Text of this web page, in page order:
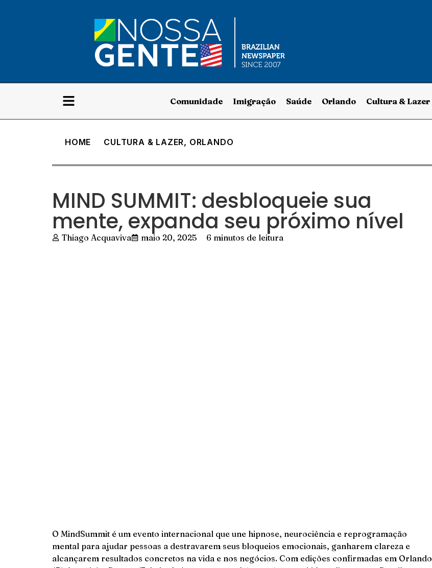
Comunidade Imigração Saúde Orlando Cultura & Lazer
HOME CULTURA & LAZER, ORLANDO
MIND SUMMIT: desbloqueie sua
mente, expanda seu próximo nível
Thiago Acquaviva maio 20, 2025 6 minutos de leitura
O MindSummit é um evento internacional que une hipnose, neurociência e reprogramação
mental para ajudar pessoas a destravarem seus bloqueios emocionais, ganharem clareza e
alcançarem resultados concretos na vida e nos negócios. Com edições confirmadas em Orlando